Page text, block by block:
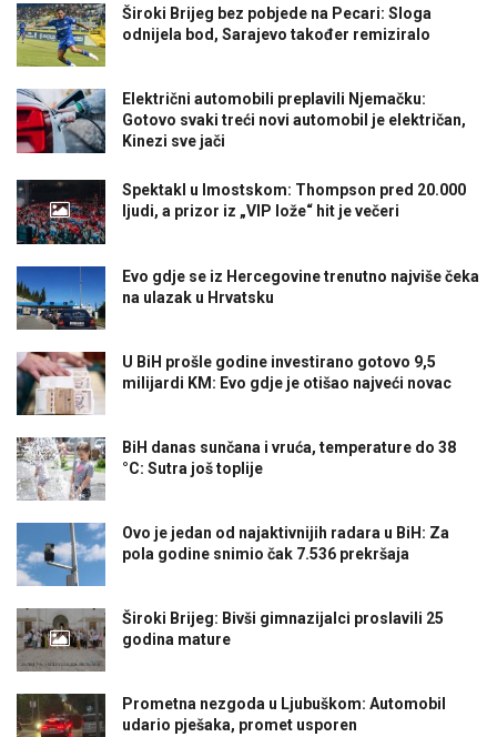
Široki Brijeg bez pobjede na Pecari: Sloga
odnijela bod, Sarajevo također remiziralo
Električni automobili preplavili Njemačku:
Gotovo svaki treći novi automobil je električan,
Kinezi sve jači
Spektakl u Imostskom: Thompson pred 20.000
ljudi, a prizor iz „VIP lože“ hit je večeri
Evo gdje se iz Hercegovine trenutno najviše čeka
na ulazak u Hrvatsku
U BiH prošle godine investirano gotovo 9,5
milijardi KM: Evo gdje je otišao najveći novac
BiH danas sunčana i vruća, temperature do 38
°C: Sutra još toplije
Ovo je jedan od najaktivnijih radara u BiH: Za
pola godine snimio čak 7.536 prekršaja
Široki Brijeg: Bivši gimnazijalci proslavili 25
godina mature
Prometna nezgoda u Ljubuškom: Automobil
udario pješaka, promet usporen